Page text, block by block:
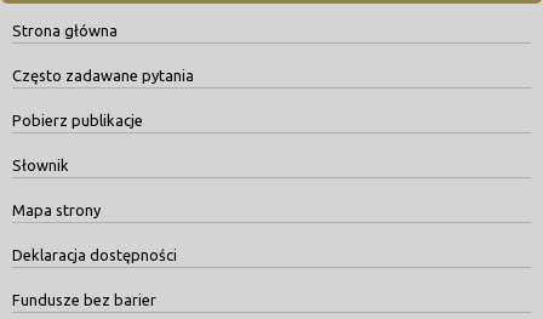
Strona główna
Często zadawane pytania
Pobierz publikacje
Słownik
Mapa strony
Deklaracja dostępności
Fundusze bez barier